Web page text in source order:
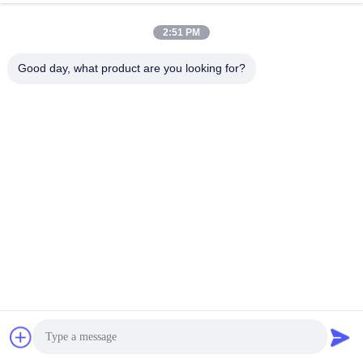
2:51 PM
Good day, what product are you looking for?